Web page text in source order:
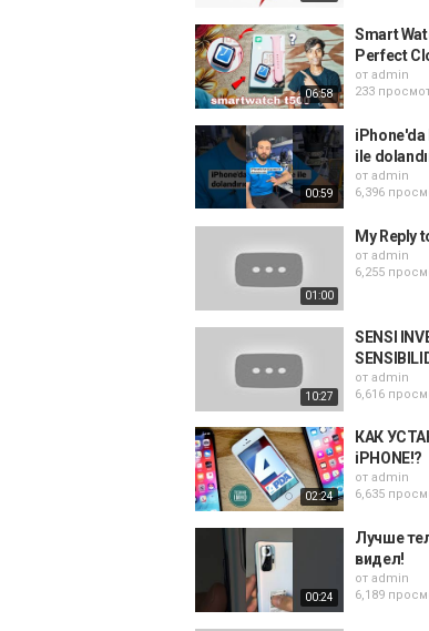
06:58
Smart
Perfect
от admin
233
00:59
ile
от admin
6,396
01:00
My Reply
от admin
6,255
10:27
SENSI
от admin
6,616
02:24
КАК
iPHONE!?
от admin
6,635
00:24
Лучше
видел!
от admin
6,189